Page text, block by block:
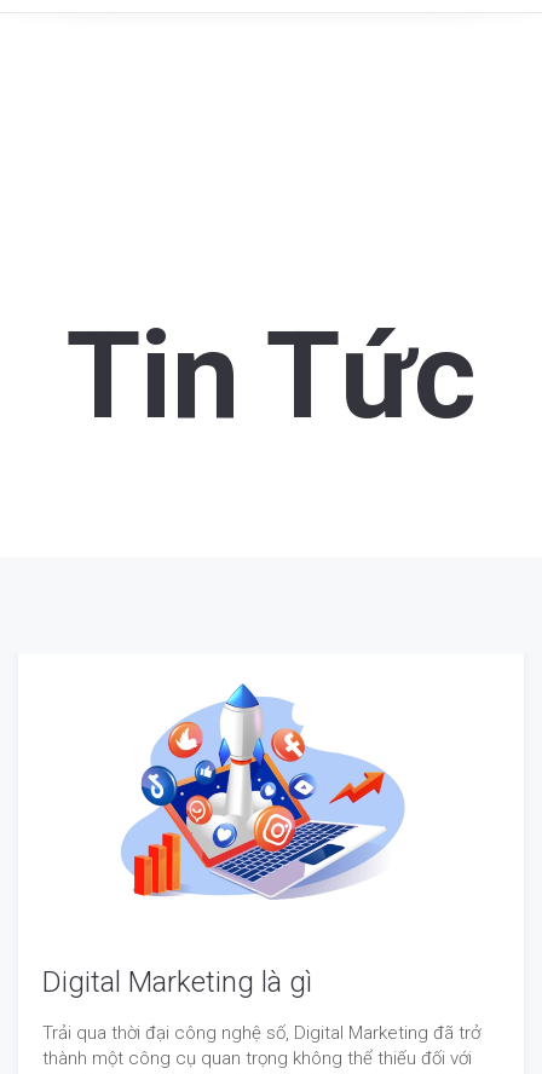
Tin Tức
Digital Marketing là gì
Trải qua thời đại công nghệ số, Digital Marketing đã trở
thành một công cụ quan trọng không thể thiếu đối với